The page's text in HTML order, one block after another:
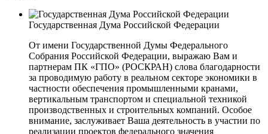
Государственная Дума Российской Федерации
От имени Государственной Думы Федерального
Собрания Российской Федерации, выражаю Вам и
партнерам ПК «ГПО» (РОСКРАН) слова благодарности
за проводимую работу в реальном секторе экономики в
частности обеспечения промышленными кранами,
вертикальным транспортом и специальной техникой
производственных и строительных компаний. Особое
внимание, заслуживает Ваша деятельность в участии по
реализации проектов федерального значения